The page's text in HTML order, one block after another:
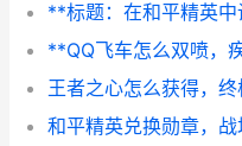
王者之心怎么获得，